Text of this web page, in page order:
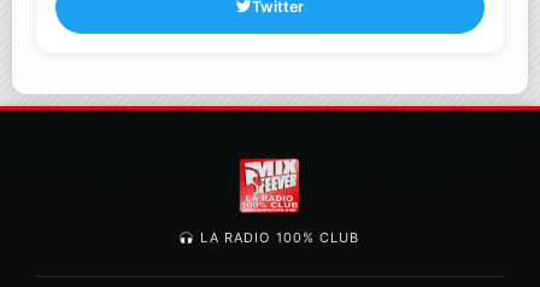
Twitter
LA RADIO 100% CLUB